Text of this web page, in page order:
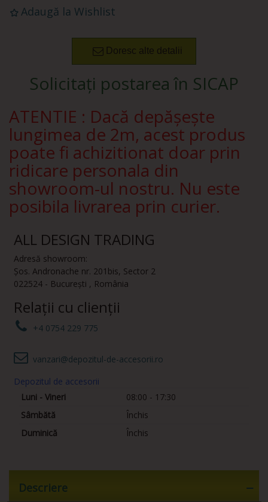
Adaugă la Wishlist
Doresc alte detalii
Solicitați postarea în SICAP
ATENTIE : Dacă depășește
lungimea de 2m, acest produs
poate fi achizitionat doar prin
ridicare personala din
showroom-ul nostru. Nu este
posibila livrarea prin curier.
ALL DESIGN TRADING
Adresă showroom:
Șos. Andronache nr. 201bis, Sector 2
022524 - București , România
Relații cu clienții
+4 0754 229 775
vanzari@depozitul-de-accesorii.ro
Depozitul de accesorii
Luni - Vineri
08:00 - 17:30
Sâmbătă
Închis
Duminică
Închis
Descriere